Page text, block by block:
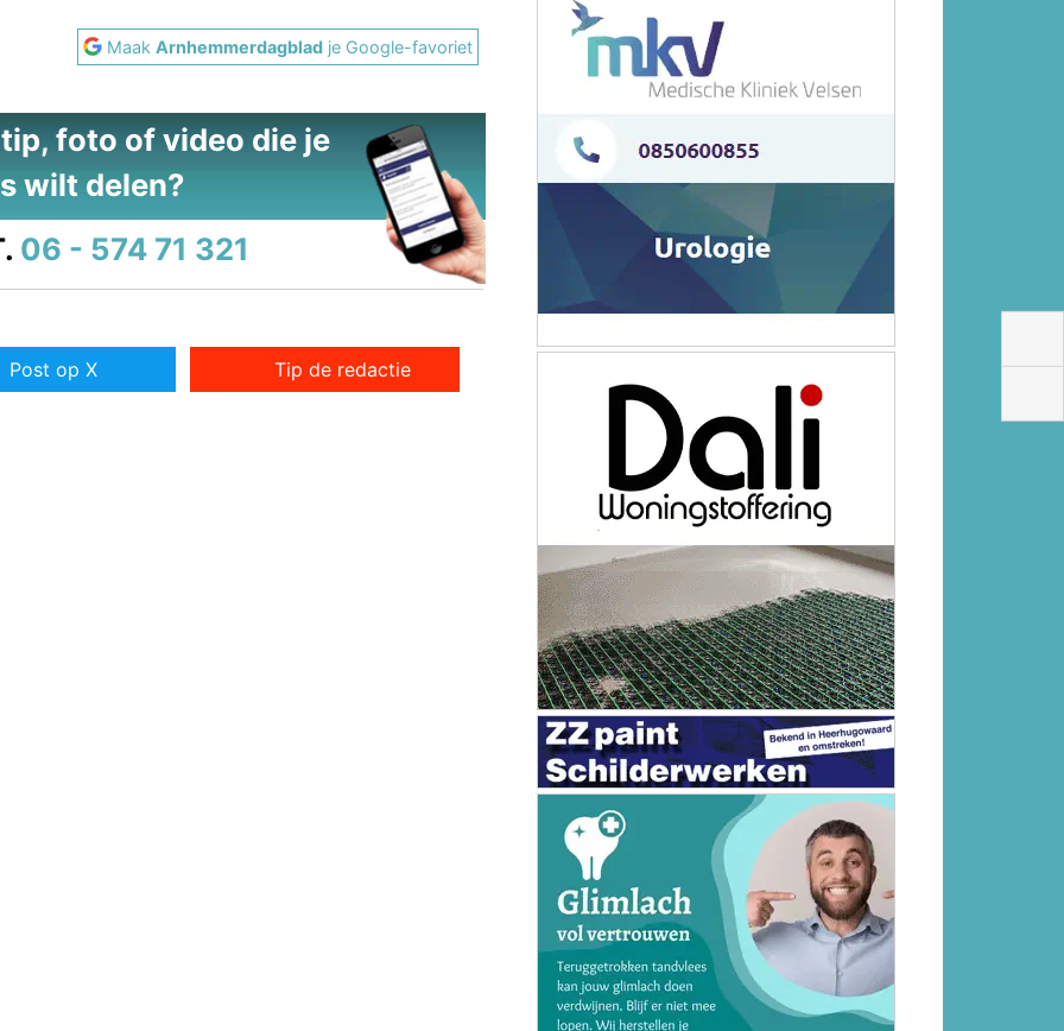
MaakArnhemmerdagblad je Google-favoriet
foto of video die je
wilt delen?
06 - 574 71 321
Post op X Tip de redactie